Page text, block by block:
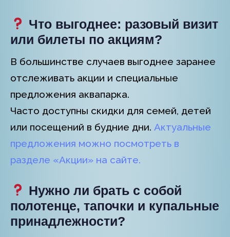
Что выгоднее: разовый визит
или билеты по акциям?
В большинстве случаев выгоднее заранее
отслеживать акции и специальные
предложения аквапарка.
Часто доступны скидки для семей, детей
или посещений в будние дни. Актуальные
предложения можно посмотреть в
разделе «Акции» на сайте.
Нужно ли брать с собой
полотенце, тапочки и купальные
принадлежности?